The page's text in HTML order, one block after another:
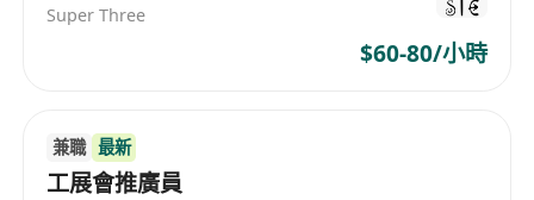
Super Three
$60-80/小時
兼職 最新
工展會推廣員